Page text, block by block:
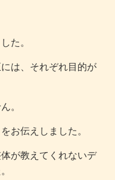
た。
は、それぞれ目的が
。
お伝えしました。
が教えてくれないデ